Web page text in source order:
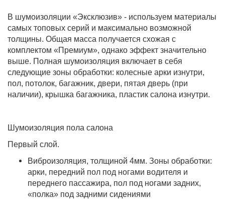
В шумоизоляции «Эксклюзив» - используем материалы
самых топовых серий и максимально возможной
толщины. Общая масса получается схожая с
комплектом «Премиум», однако эффект значительно
выше. Полная шумоизоляция включает в себя
следующие зоны обработки: колесные арки изнутри,
пол, потолок, багажник, двери, пятая дверь (при
наличии), крышка багажника, пластик салона изнутри.
Шумоизоляция пола салона
Первый слой.
Виброизоляция, толщиной 4мм. Зоны обработки:
арки, передний пол под ногами водителя и
переднего пассажира, пол под ногами задних,
«полка» под задними сидениями